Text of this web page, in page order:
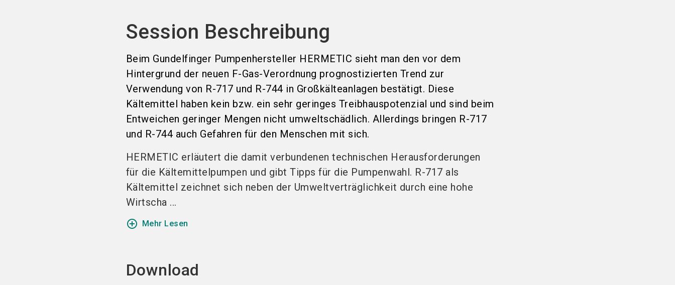
Session Beschreibung
Beim Gundelfinger Pumpenhersteller HERMETIC sieht man den vor dem
Hintergrund der neuen F-Gas-Verordnung prognostizierten Trend zur
Verwendung von R-717 und R-744 in Großkälteanlagen bestätigt. Diese
Kältemittel haben kein bzw. ein sehr geringes Treibhauspotenzial und sind beim
Entweichen geringer Mengen nicht umweltschädlich. Allerdings bringen R-717
und R-744 auch Gefahren für den Menschen mit sich.
HERMETIC erläutert die damit verbundenen technischen Herausforderungen
für die Kältemittelpumpen und gibt Tipps für die Pumpenwahl. R-717 als
Kältemittel zeichnet sich neben der Umweltverträglichkeit durch eine hohe
Wirtscha ...
add_circle_outline Mehr Lesen
Download